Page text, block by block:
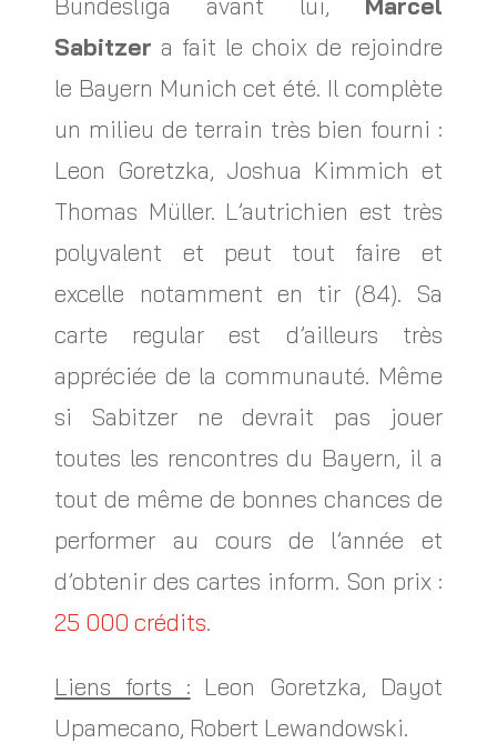
Bundesliga avant lui, Marcel
Sabitzer a fait le choix de rejoindre
le Bayern Munich cet été. Il complète
un milieu de terrain très bien fourni :
Leon Goretzka, Joshua Kimmich et
Thomas Müller. L’autrichien est très
polyvalent et peut tout faire et
excelle notamment en tir (84). Sa
carte regular est d’ailleurs très
appréciée de la communauté. Même
si Sabitzer ne devrait pas jouer
toutes les rencontres du Bayern, il a
tout de même de bonnes chances de
performer au cours de l’année et
d’obtenir des cartes inform. Son prix :
25 000 crédits.
Liens forts : Leon Goretzka, Dayot
Upamecano, Robert Lewandowski.